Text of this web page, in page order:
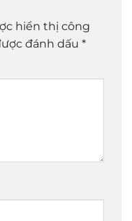
hiển thị công
đánh dấu *